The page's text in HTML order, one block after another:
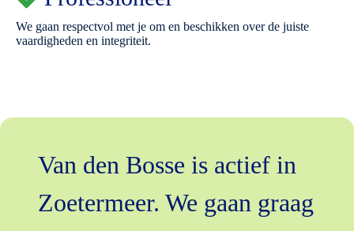
We gaan respectvol met je om en beschikken over de juiste
vaardigheden en integriteit.
Van den Bosse is actief in
Zoetermeer. We gaan graag